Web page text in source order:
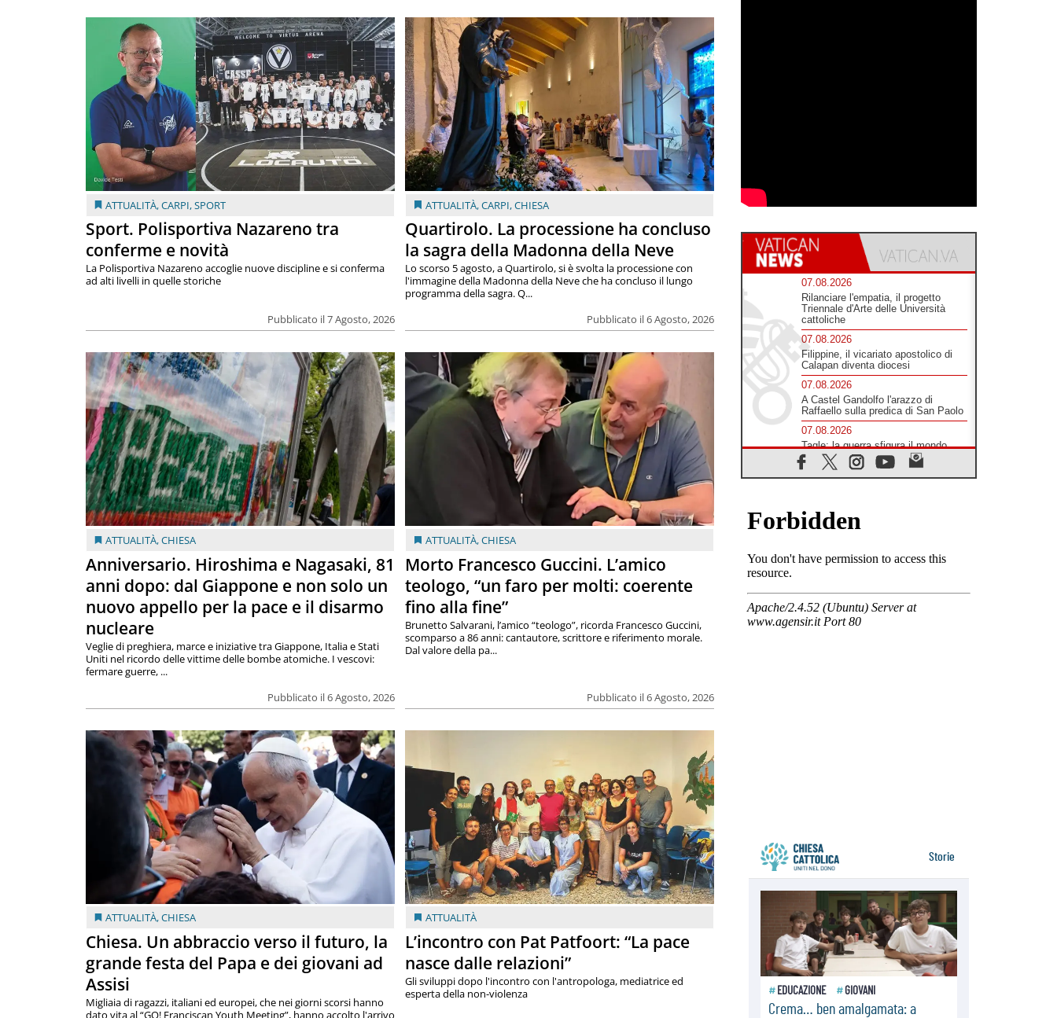
ATTUALITÀ,CARPI,SPORT
Sport. Polisportiva Nazareno tra
conferme e novità
Pubblicato il 7 Agosto, 2026
La Polisportiva Nazareno accoglie nuove discipline e si conferma
ad alti livelli in quelle storiche
ATTUALITÀ,CARPI,CHIESA
Quartirolo. La processione ha concluso
la sagra della Madonna della Neve
Pubblicato il 6 Agosto, 2026
Lo scorso 5 agosto, a Quartirolo, si è svolta la processione con
l'immagine della Madonna della Neve che ha concluso il lungo
programma della sagra. Q...
ATTUALITÀ,CHIESA
Anniversario. Hiroshima e Nagasaki, 81
anni dopo: dal Giappone e non solo un
nuovo appello per la pace e il disarmo
nucleare
Pubblicato il 6 Agosto, 2026
Veglie di preghiera, marce e iniziative tra Giappone, Italia e Stati
Uniti nel ricordo delle vittime delle bombe atomiche. I vescovi:
fermare guerre, ...
ATTUALITÀ,CHIESA
Morto Francesco Guccini. L’amico
teologo, “un faro per molti: coerente
fino alla fine”
Pubblicato il 6 Agosto, 2026
Brunetto Salvarani, l’amico “teologo”, ricorda Francesco Guccini,
scomparso a 86 anni: cantautore, scrittore e riferimento morale.
Dal valore della pa...
ATTUALITÀ,CHIESA
Chiesa. Un abbraccio verso il futuro, la
grande festa del Papa e dei giovani ad
Assisi
Migliaia di ragazzi, italiani ed europei, che nei giorni scorsi hanno
dato vita al “GO! Franciscan Youth Meeting”, hanno accolto l'arrivo
ATTUALITÀ
L’incontro con Pat Patfoort: “La pace
nasce dalle relazioni”
Gli sviluppi dopo l'incontro con l'antropologa, mediatrice ed
esperta della non-violenza
07.08.2026
Rilanciare l'empatia, il progetto
Triennale d'Arte delle Università
cattoliche
07.08.2026
Filippine, il vicariato apostolico di
Calapan diventa diocesi
07.08.2026
A Castel Gandolfo l'arazzo di
Raffaello sulla predica di San Paolo
07.08.2026
Tagle: la guerra sfigura il mondo,
solo la rivelazione di Dio lo
trasfigura
intensi tra Chiesa, popolo e
istituzioni
SIGNIS 2026, dare voce alle
07.08.2026
Honduras, gli sfollati invisibili di una
crisi dimenticata